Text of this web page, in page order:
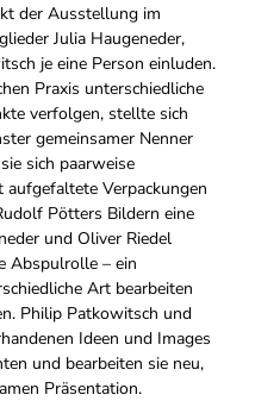
der Ausstellung im
Julia Haugeneder,
je eine Person einluden.
Praxis unterschiedliche
verfolgen, stellte sich
gemeinsamer Nenner
sich paarweise
Verpackungen
Pötters Bildern eine
und Oliver Riedel
Abspulrolle – ein
Art bearbeiten
Philip Patkowitsch und
Ideen und Images
und bearbeiten sie neu,
Präsentation.